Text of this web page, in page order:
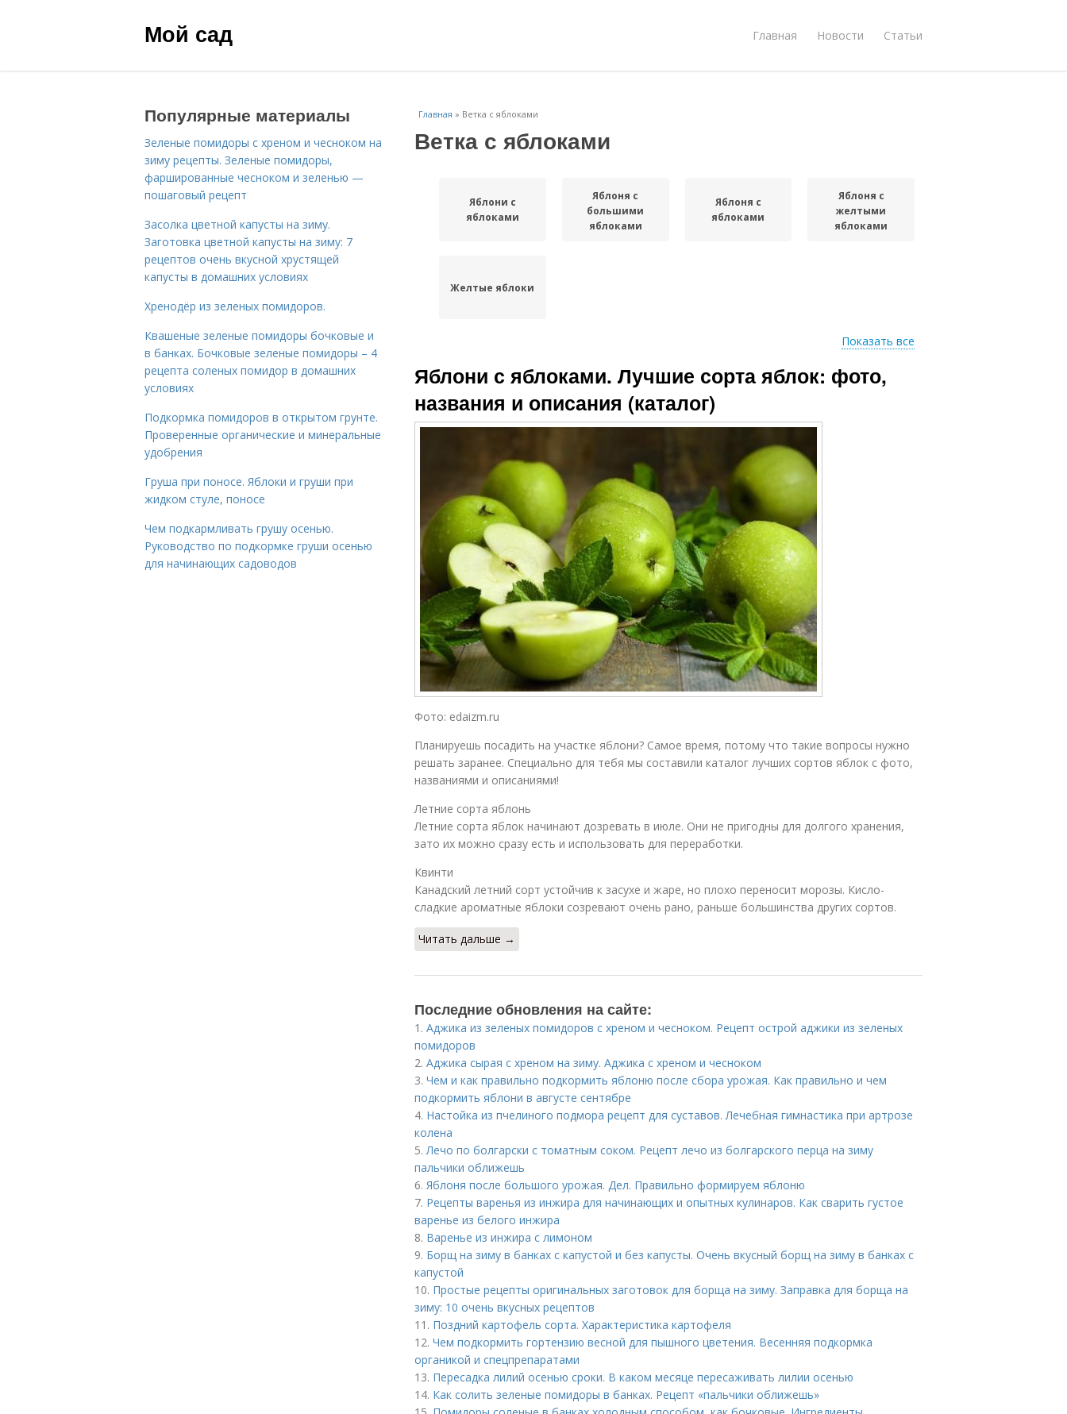
Мой сад Главная Новости Статьи
Главная » Ветка с яблоками
Ветка с яблоками
Яблони с
яблоками
Яблоня с
большими
яблоками
Яблоня с
яблоками
Яблоня с
желтыми
яблоками
Желтые яблоки
Показать все
Яблони с яблоками. Лучшие сорта яблок: фото,
названия и описания (каталог)
Фото: edaizm.ru
Планируешь посадить на участке яблони? Самое время, потому что такие вопросы нужно
решать заранее. Специально для тебя мы составили каталог лучших сортов яблок с фото,
названиями и описаниями!
Летние сорта яблонь
Летние сорта яблок начинают дозревать в июле. Они не пригодны для долгого хранения,
зато их можно сразу есть и использовать для переработки.
Квинти
Канадский летний сорт устойчив к засухе и жаре, но плохо переносит морозы. Кисло-
сладкие ароматные яблоки созревают очень рано, раньше большинства других сортов.
Читать дальше →
Последние обновления на сайте:
1. Аджика из зеленых помидоров с хреном и чесноком. Рецепт острой аджики из зеленых
помидоров
2. Аджика сырая с хреном на зиму. Аджика с хреном и чесноком
3. Чем и как правильно подкормить яблоню после сбора урожая. Как правильно и чем
подкормить яблони в августе сентябре
4. Настойка из пчелиного подмора рецепт для суставов. Лечебная гимнастика при артрозе
колена
5.Лечо по болгарски с томатным соком. Рецепт лечо из болгарского перца на зиму
пальчики оближешь
6. Яблоня после большого урожая. Дел. Правильно формируем яблоню
7. Рецепты варенья из инжира для начинающих и опытных кулинаров. Как сварить густое
варенье из белого инжира
8. Варенье из инжира с лимоном
9. Борщ на зиму в банках с капустой и без капусты. Очень вкусный борщ на зиму в банках с
капустой
10. Простые рецепты оригинальных заготовок для борща на зиму. Заправка для борща на
зиму: 10 очень вкусных рецептов
11. Поздний картофель сорта. Характеристика картофеля
12. Чем подкормить гортензию весной для пышного цветения. Весенняя подкормка
органикой и спецпрепаратами
13. Пересадка лилий осенью сроки. В каком месяце пересаживать лилии осенью
14. Как солить зеленые помидоры в банках. Рецепт «пальчики оближешь»
Популярные материалы
Зеленые помидоры с хреном и чесноком на
зиму рецепты. Зеленые помидоры,
фаршированные чесноком и зеленью —
пошаговый рецепт
Засолка цветной капусты на зиму.
Заготовка цветной капусты на зиму: 7
рецептов очень вкусной хрустящей
капусты в домашних условиях
Хренодёр из зеленых помидоров.
Квашеные зеленые помидоры бочковые и
в банках. Бочковые зеленые помидоры – 4
рецепта соленых помидор в домашних
условиях
Подкормка помидоров в открытом грунте.
Проверенные органические и минеральные
удобрения
Груша при поносе. Яблоки и груши при
жидком стуле, поносе
Чем подкармливать грушу осенью.
Руководство по подкормке груши осенью
для начинающих садоводов